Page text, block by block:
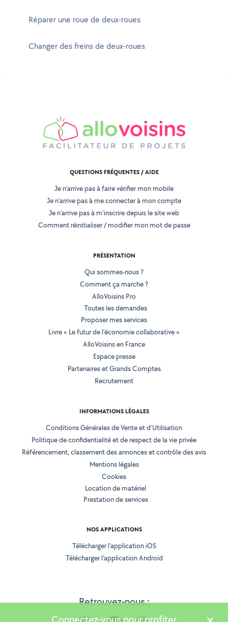
Réparer une roue de deux-roues
Changer des freins de deux-roues
Retrouvez-nous :
QUESTIONS FRÉQUENTES / AIDE
Je n'arrive pas à faire vérifier mon mobile
Je n'arrive pas à me connecter à mon compte
Je n'arrive pas à m'inscrire depuis le site web
Comment réinitialiser / modifier mon mot de passe
PRÉSENTATION
Qui sommes-nous ?
Comment ça marche ?
AlloVoisins Pro
Toutes les demandes
Proposer mes services
Livre « Le futur de l'économie collaborative »
AlloVoisins en France
Espace presse
Partenaires et Grands Comptes
Recrutement
INFORMATIONS LÉGALES
Conditions Générales de Vente et d'Utilisation
Politique de confidentialité et de respect de la vie privée
Référencement, classement des annonces et contrôle des avis
Mentions légales
Cookies
Location de matériel
Prestation de services
NOS APPLICATIONS
Télécharger l’application iOS
Télécharger l’application Android